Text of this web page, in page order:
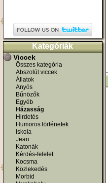
Kategóriák
Viccek
Összes kategória
Abszolút viccek
Állatok
Anyós
Bűnözők
Egyéb
Házasság
Hirdetés
Humoros történetek
Iskola
Jean
Katonák
Kérdés-felelet
Kocsma
Közlekedés
Morbid